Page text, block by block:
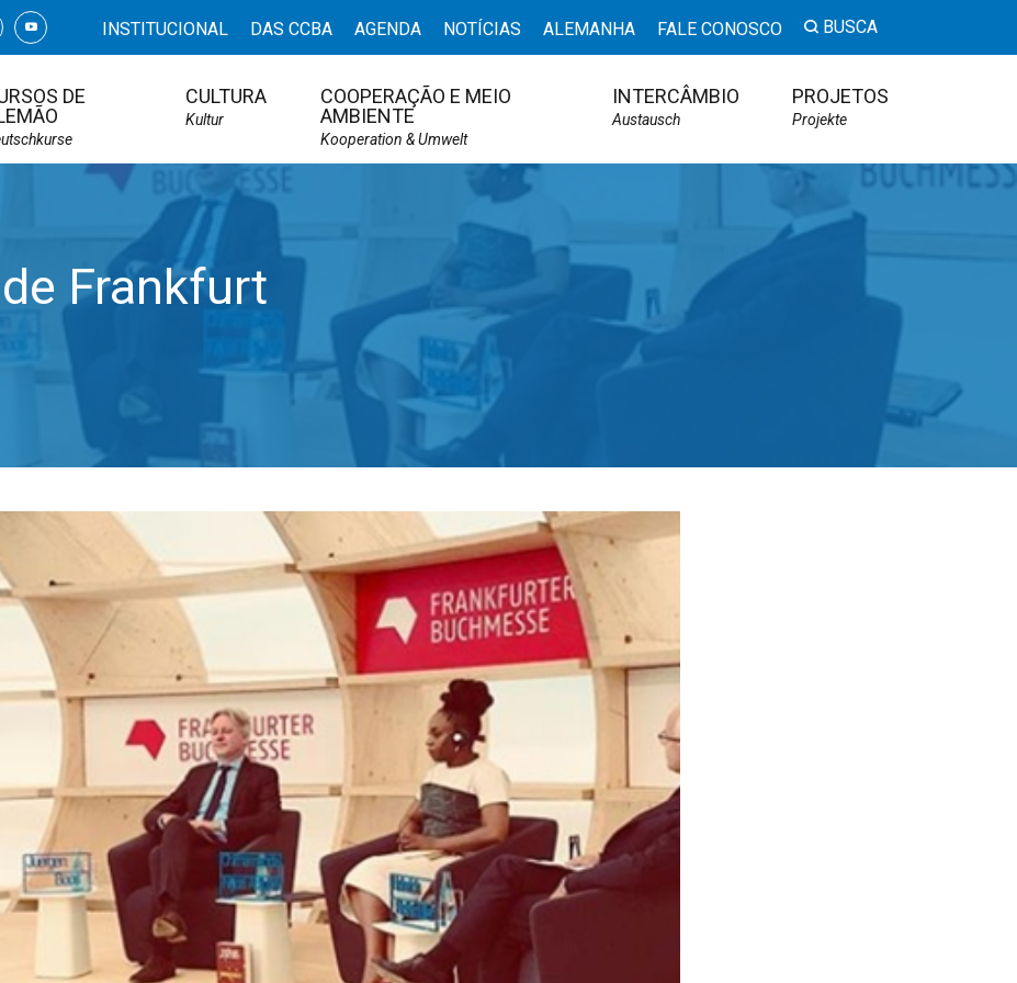
INSTITUCIONAL DAS CCBA AGENDA NOTÍCIAS ALEMANHA FALE CONOSCO BUSCA
DE
CULTURA
Kultur
COOPERAÇÃO E MEIO
AMBIENTE
Kooperation & Umwelt
INTERCÂMBIO
Austausch
PROJETOS
Projekte
Frankfurt